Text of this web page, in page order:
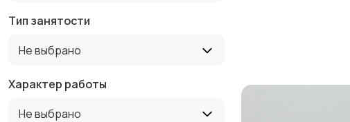
Тип занятости
Не выбрано
Характер работы
Не выбрано